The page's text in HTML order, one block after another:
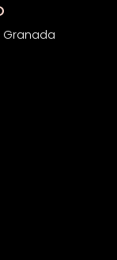
Granada